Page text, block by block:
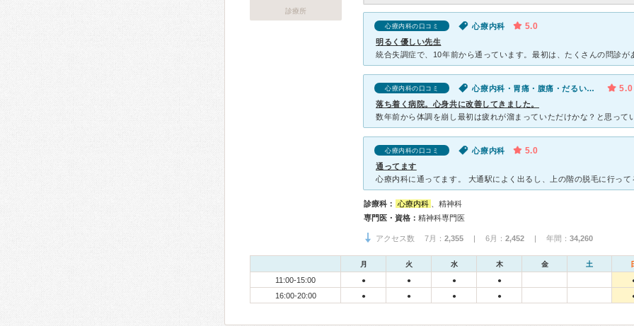
診療所
心療内科の口コミ 心療内科 5.0
明るく優しい先生
心療内科の口コミ 心療内科・胃痛・腹痛・だるい・冷え・動悸・息切れ・体調不良・気が滅入る・不安・ストレス 5.0
落ち着く病院。心身共に改善してきました。
心療内科の口コミ 心療内科 5.0
通ってます
診療科： 心療内科
、精神科
専門医・資格： 精神科専門医
アクセス数 7月： 2,355 | 6月： 2,452 | 年間： 34,260
月 火 水 木 金 土
11:00-15:00 ● ● ● ●
16:00-20:00 ● ● ● ●